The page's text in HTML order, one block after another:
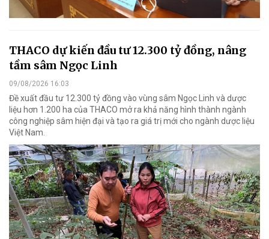
THACO dự kiến đầu tư 12.300 tỷ đồng, nâng
tầm sâm Ngọc Linh
09/08/2026 16:03
Đề xuất đầu tư 12.300 tỷ đồng vào vùng sâm Ngọc Linh và dược
liệu hơn 1.200 ha của THACO mở ra khả năng hình thành ngành
công nghiệp sâm hiện đại và tạo ra giá trị mới cho ngành dược liệu
Việt Nam.